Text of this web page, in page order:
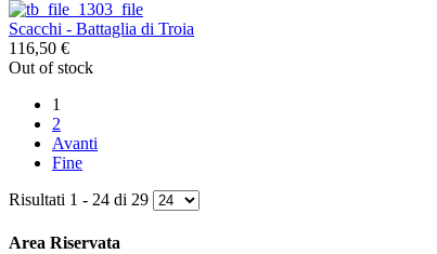
Scacchi - Battaglia di Troia
116,50 €
Out of stock
1
2
Avanti
Fine
Risultati 1 - 24 di 29
Area Riservata